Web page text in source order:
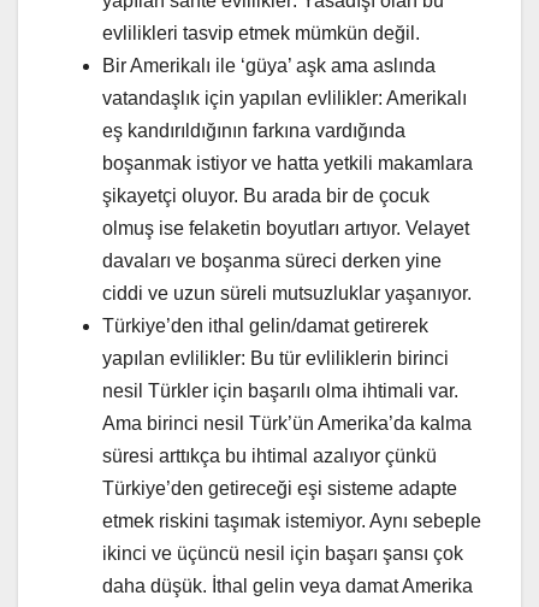
evlilikleri tasvip etmek mümkün değil.
Bir Amerikalı ile ‘güya’ aşk ama aslında
vatandaşlık için yapılan evlilikler: Amerikalı
eş kandırıldığının farkına vardığında
boşanmak istiyor ve hatta yetkili makamlara
şikayetçi oluyor. Bu arada bir de çocuk
olmuş ise felaketin boyutları artıyor. Velayet
davaları ve boşanma süreci derken yine
ciddi ve uzun süreli mutsuzluklar yaşanıyor.
Türkiye’den ithal gelin/damat getirerek
yapılan evlilikler: Bu tür evliliklerin birinci
nesil Türkler için başarılı olma ihtimali var.
Ama birinci nesil Türk’ün Amerika’da kalma
süresi arttıkça bu ihtimal azalıyor çünkü
Türkiye’den getireceği eşi sisteme adapte
etmek riskini taşımak istemiyor. Aynı sebeple
ikinci ve üçüncü nesil için başarı şansı çok
daha düşük. İthal gelin veya damat Amerika